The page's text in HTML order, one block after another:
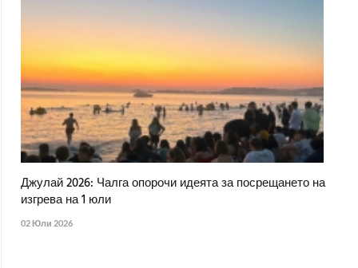
Джулай 2026: Чалга опорочи идеята за посрещането на
изгрева на 1 юли
02 Юли 2026